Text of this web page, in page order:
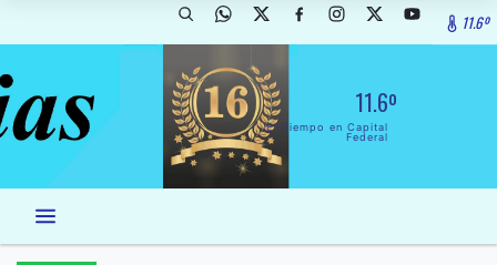
11.6º
11.6º
El Tiempo en Capital
Federal